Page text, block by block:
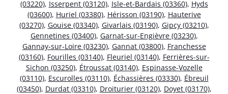
(03220), Isserpent (03120), Isle-et-Bardais (03360), Hyds
(03600), Huriel (03380), Hérisson (03190), Hauterive
(03270), Gouise (03340), Givarlais (03190), Gipcy (03210),
Gennetines (03400), Garnat-sur-Engièvre (03230),
Gannay-sur-Loire (03230), Gannat (03800), Franchesse
(03160), Fourilles (03140), Fleuriel (03140), Ferrières-sur-
Sichon (03250), Étroussat (03140), Espinasse-Vozelle
(03110), Escurolles (03110), Échassières (03330), Ébreuil
(03450), Durdat (03310), Droiturier (03120), Doyet (03170),